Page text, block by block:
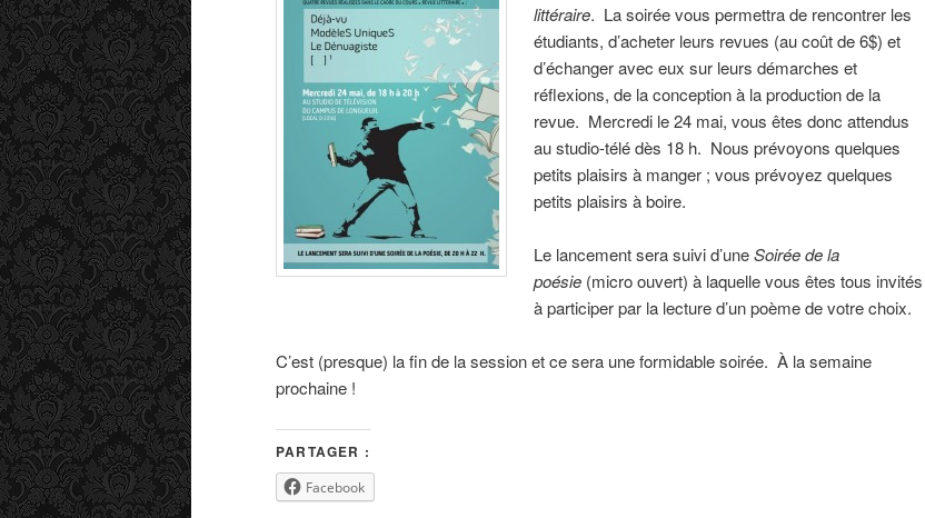
littéraire. La soirée vous permettra de rencontrer les
étudiants, d’acheter leurs revues (au coût de 6$) et
d’échanger avec eux sur leurs démarches et
réflexions, de la conception à la production de la
revue. Mercredi le 24 mai, vous êtes donc attendus
au studio-télé dès 18 h. Nous prévoyons quelques
petits plaisirs à manger ; vous prévoyez quelques
petits plaisirs à boire.
Le lancement sera suivi d’uneSoirée de la
poésie (micro ouvert) à laquelle vous êtes tous invités
à participer par la lecture d’un poème de votre choix.
C’est (presque) la fin de la session et ce sera une formidable soirée. À la semaine
prochaine !
PARTAGER :
Facebook